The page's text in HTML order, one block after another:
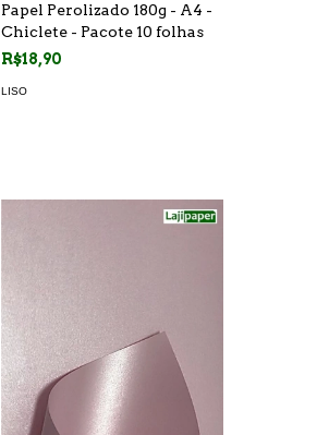
Papel Perolizado 180g - A4 -
Chiclete - Pacote 10 folhas
R$18,90
LISO